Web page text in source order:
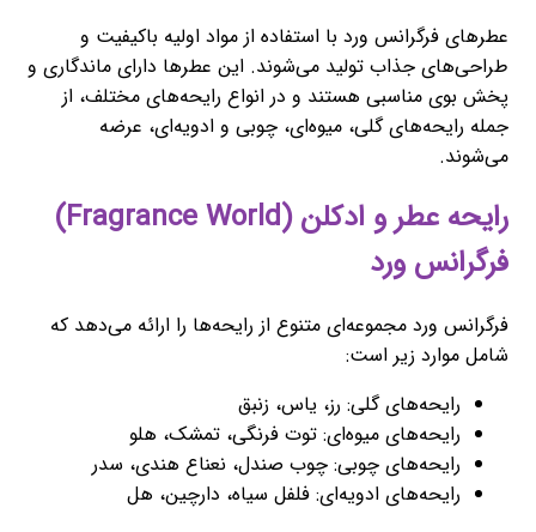
عطرهای فرگرانس ورد با استفاده از مواد اولیه باکیفیت و
طراحی‌های جذاب تولید می‌شوند. این عطرها دارای ماندگاری و
پخش بوی مناسبی هستند و در انواع رایحه‌های مختلف، از
جمله رایحه‌های گلی، میوه‌ای، چوبی و ادویه‌ای، عرضه
می‌شوند.
رایحه عطر و ادکلن (Fragrance World)
فرگرانس ورد
فرگرانس ورد مجموعه‌ای متنوع از رایحه‌ها را ارائه می‌دهد که
شامل موارد زیر است:
رایحه‌های گلی: رز، یاس، زنبق
رایحه‌های میوه‌ای: توت فرنگی، تمشک، هلو
رایحه‌های چوبی: چوب صندل، نعناع هندی، سدر
رایحه‌های ادویه‌ای: فلفل سیاه، دارچین، هل